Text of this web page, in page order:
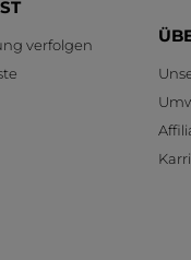
verfolgen